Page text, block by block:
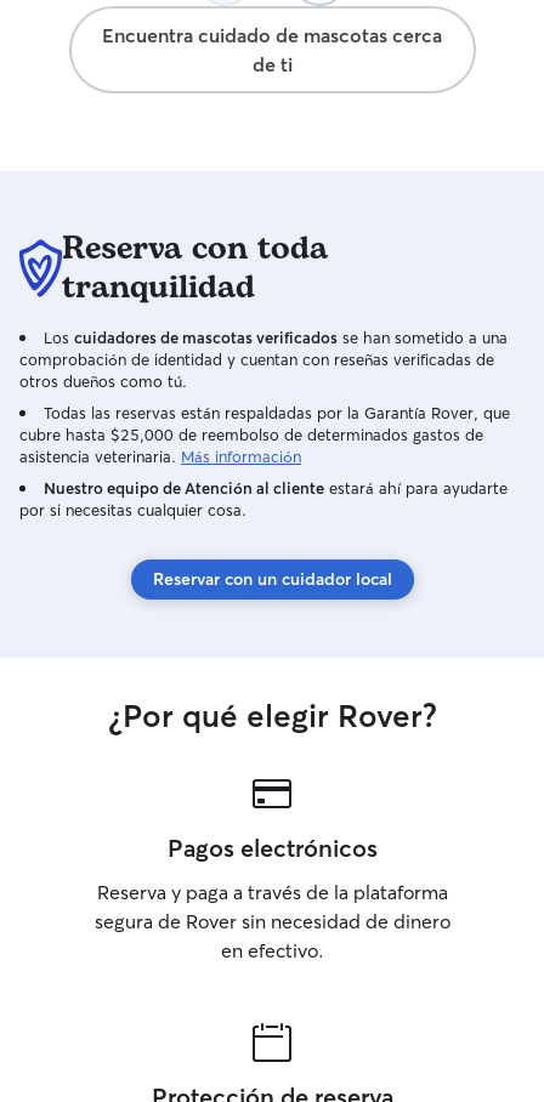
años muy
acostumbrado
perros. Seguiré
que me des
ha dado. Sin
Nigra con ella y
% a cualquiera
confianza para
Encuentra cuidado de mascotas cerca
de ti
Reserva con toda
tranquilidad
Los cuidadores de mascotas verificados se han sometido a una
comprobación de identidad y cuentan con reseñas verificadas de
otros dueños como tú.
Todas las reservas están respaldadas por la Garantía Rover, que
cubre hasta $25,000 de reembolso de determinados gastos de
asistencia veterinaria. Más información
Nuestro equipo de Atención al cliente estará ahí para ayudarte
por si necesitas cualquier cosa.
Reservar con un cuidador local
¿Por qué elegir Rover?
Pagos electrónicos
Reserva y paga a través de la plataforma
segura de Rover sin necesidad de dinero
en efectivo.